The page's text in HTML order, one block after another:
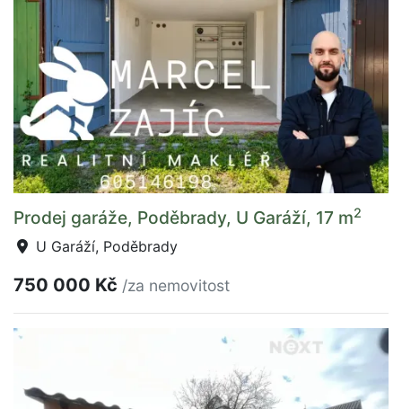
Prodej garáže, Poděbrady, U Garáží, 17 m2
U Garáží, Poděbrady
750 000 Kč /za nemovitost